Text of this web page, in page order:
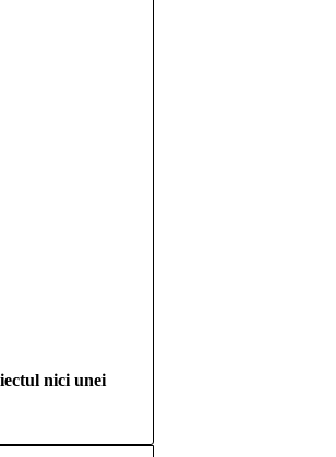
nici unei